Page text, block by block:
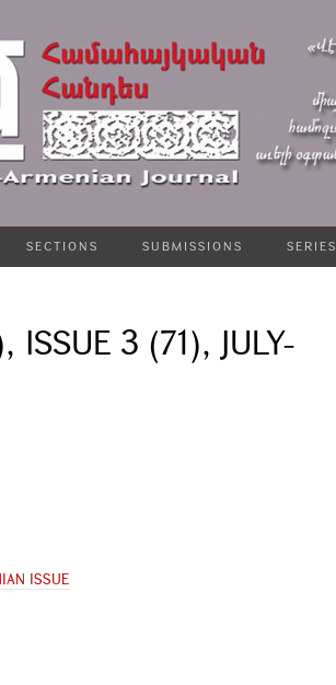
SECTIONS SUBMISSIONS SERIES
ISSUE 3 (71), JULY-
ISSUE